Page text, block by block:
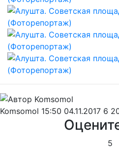
Komsomol 15:50 04.11.2017 6
5